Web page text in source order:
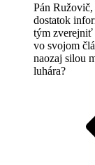
Pán
dostatok
tým zverejniť
vo svojom
naozaj silou
luhára?